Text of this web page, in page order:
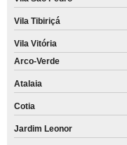
Vila Tibiriçá
Vila Vitória
Arco-Verde
Atalaia
Cotia
Jardim Leonor